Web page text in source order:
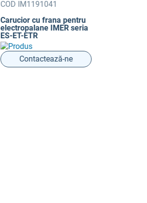
COD IM1191041
Carucior cu frana pentru
electropalane IMER seria
ES-ET-ETR
Contactează-ne